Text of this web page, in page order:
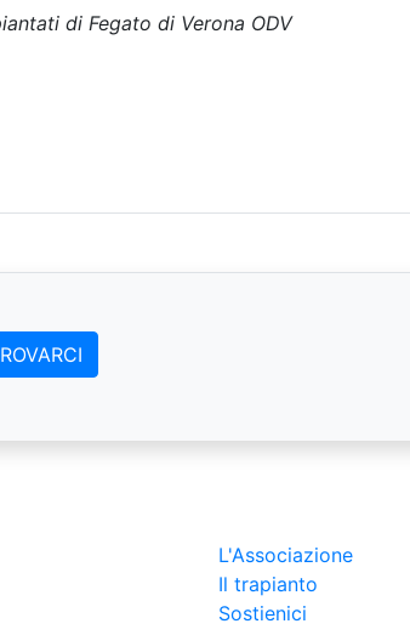
di Fegato di Verona ODV
L'Associazione
Il trapianto
Sostienici